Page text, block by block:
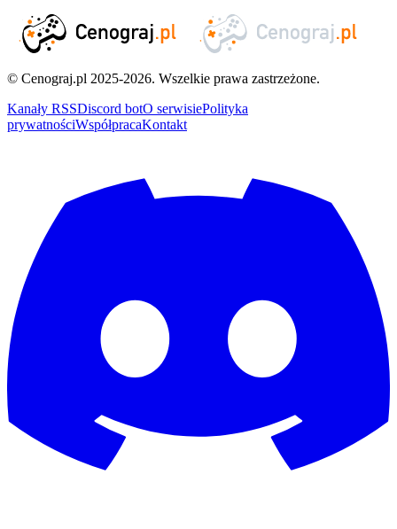
© Cenograj.pl 2025-2026. Wszelkie prawa zastrzeżone.
Kanały RSSDiscord botO serwisiePolityka
prywatnościWspółpracaKontakt